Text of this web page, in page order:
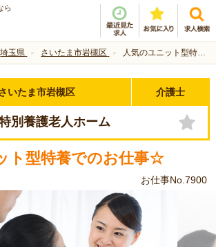
ら
埼玉県 さいたま市岩槻区 人気のユニット型特養でのお仕事☆
いたま市岩槻区 介護士
別養護老人ホーム
ト型特養でのお仕事☆
お仕事No.7900